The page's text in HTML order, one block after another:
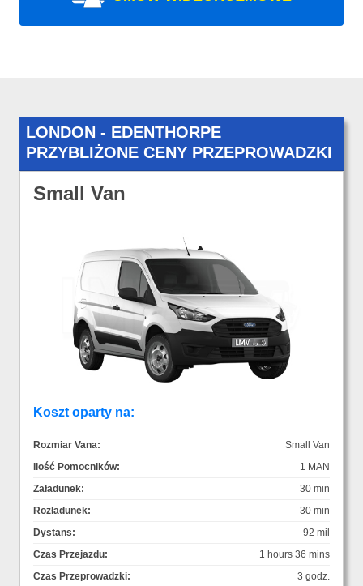
LONDON - EDENTHORPE
PRZYBLIŻONE CENY PRZEPROWADZKI
Small Van
Koszt oparty na:
Rozmiar Vana:
Small Van
Ilość Pomocników:
1 MAN
Załadunek:
30 min
Rozładunek:
30 min
Dystans:
92 mil
Czas Przejazdu:
1 hours 36 mins
Czas Przeprowadzki:
3 godz.